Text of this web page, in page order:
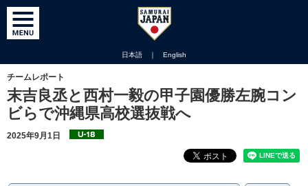
日本語 ｜ English
チームレポート
末吉良丞と西村一毅の甲子園優勝左腕コン
ビらで沖縄県高校選抜戦へ
2025年9月1日